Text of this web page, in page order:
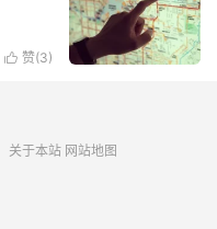
 赞(3)
关于本站 网站地图